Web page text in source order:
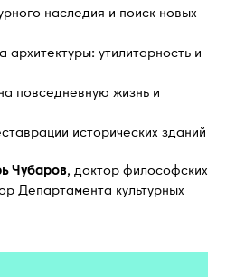
наследия и поиск новых
утилитарность и
повседневную жизнь и
исторических зданий
Чубаров, доктор философских
Департамента культурных